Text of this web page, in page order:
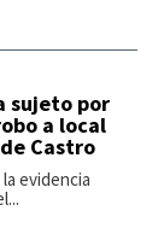
sujeto por
a local
Castro
evidencia